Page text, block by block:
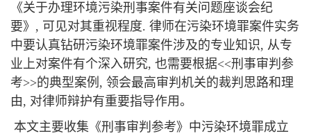
《关于办理环境污染刑事案件有关问题座谈会纪
要》, 可见对其重视程度. 律师在污染环境罪案件实务
中要认真钻研污染环境罪案件涉及的专业知识, 从专
业上对案件有个深入研究, 也需要根据<<刑事审判参
考>>的典型案例, 领会最高审判机关的裁判思路和理
由, 对律师辩护有重要指导作用。
本文主要收集《刑事审判参考》中污染环境罪成立